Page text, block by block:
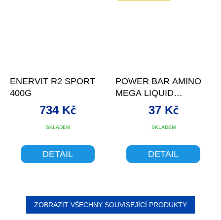
ENERVIT R2 SPORT
400G
SKLADEM
734 Kč
DETAIL
POWER BAR AMINO
MEGA LIQUID
AMPULE 25 ML
SKLADEM
37 Kč
DETAIL
ZOBRAZIT VŠECHNY SOUVISEJÍCÍ PRODUKTY